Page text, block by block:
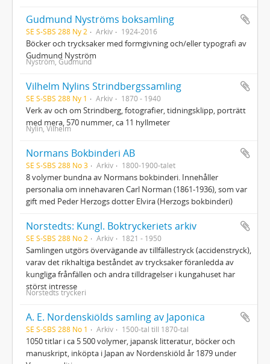
Gudmund Nyströms boksamling
SE S-SBS 288 Ny 2 Arkiv 1924-2016
Böcker och trycksaker med formgivning och/eller typografi av
Gudmund Nyström
Nyström, Gudmund
Vilhelm Nylins Strindbergssamling
SE S-SBS 288 Ny 1 Arkiv 1870 - 1940
Verk av och om Strindberg, fotografier, tidningsklipp, porträtt
med mera, 570 nummer, ca 11 hyllmeter
Nylin, Vilhelm
Normans Bokbinderi AB
SE S-SBS 288 No 3 Arkiv 1800-1900-talet
8 volymer bundna av Normans bokbinderi. Innehåller
personalia om innehavaren Carl Norman (1861-1936), som var
gift med Peder Herzogs dotter Elvira (Herzogs bokbinderi)
Norstedts: Kungl. Boktryckeriets arkiv
SE S-SBS 288 No 2 Arkiv 1821 - 1950
Samlingen utgörs övervägande av tillfällestryck (accidenstryck),
varav det rikhaltiga beståndet av trycksaker föranledda av
kungliga frånfällen och andra tilldragelser i kungahuset har
störst intresse
Norstedts tryckeri
A. E. Nordenskiölds samling av Japonica
SE S-SBS 288 No 1 Arkiv 1500-tal till 1870-tal
1050 titlar i ca 5 500 volymer, japansk litteratur, böcker och
manuskript, inköpta i Japan av Nordenskiöld år 1879 under